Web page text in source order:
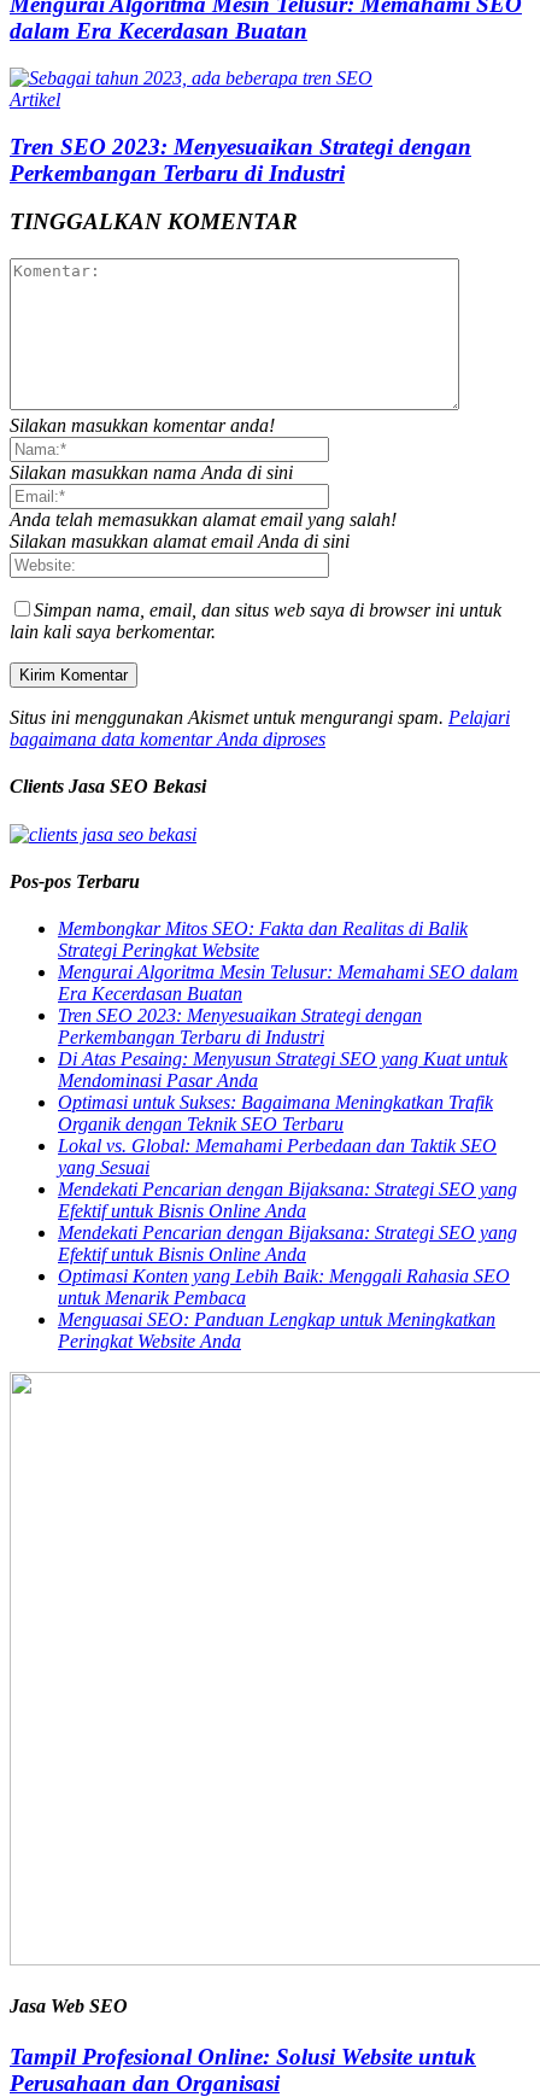
dalam Era Kecerdasan Buatan
Artikel
Tren SEO 2023: Menyesuaikan Strategi dengan
Perkembangan Terbaru di Industri
TINGGALKAN KOMENTAR
Silakan masukkan komentar anda!
Silakan masukkan nama Anda di sini
Anda telah memasukkan alamat email yang salah!
Silakan masukkan alamat email Anda di sini
Simpan nama, email, dan situs web saya di browser ini untuk
lain kali saya berkomentar.
Situs ini menggunakan Akismet untuk mengurangi spam. Pelajari
bagaimana data komentar Anda diproses
Clients Jasa SEO Bekasi
Pos-pos Terbaru
Membongkar Mitos SEO: Fakta dan Realitas di Balik
Strategi Peringkat Website
Mengurai Algoritma Mesin Telusur: Memahami SEO dalam
Era Kecerdasan Buatan
Tren SEO 2023: Menyesuaikan Strategi dengan
Perkembangan Terbaru di Industri
Di Atas Pesaing: Menyusun Strategi SEO yang Kuat untuk
Mendominasi Pasar Anda
Optimasi untuk Sukses: Bagaimana Meningkatkan Trafik
Organik dengan Teknik SEO Terbaru
Lokal vs. Global: Memahami Perbedaan dan Taktik SEO
yang Sesuai
Mendekati Pencarian dengan Bijaksana: Strategi SEO yang
Efektif untuk Bisnis Online Anda
Mendekati Pencarian dengan Bijaksana: Strategi SEO yang
Efektif untuk Bisnis Online Anda
Optimasi Konten yang Lebih Baik: Menggali Rahasia SEO
untuk Menarik Pembaca
Menguasai SEO: Panduan Lengkap untuk Meningkatkan
Peringkat Website Anda
Jasa Web SEO
Tampil Profesional Online: Solusi Website untuk
Perusahaan dan Organisasi